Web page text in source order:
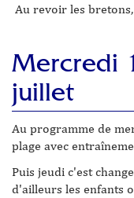
Au revoir les
Mercredi
juillet
Au programme de
plage avec
Puis jeudi c'est
d'ailleurs les enfants